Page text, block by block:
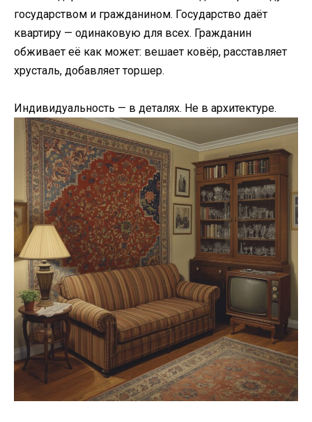
государством и гражданином. Государство даёт
квартиру — одинаковую для всех. Гражданин
обживает её как может: вешает ковёр, расставляет
хрусталь, добавляет торшер.
Индивидуальность — в деталях. Не в архитектуре.